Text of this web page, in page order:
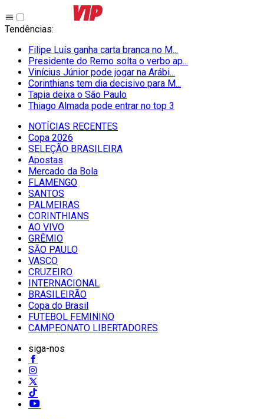
Tendências:
Filipe Luís ganha carta branca no M...
Presidente do Remo solta o verbo ap...
Vinícius Júnior pode jogar na Arábi...
Corinthians tem dia decisivo para M...
Tapia deixa o São Paulo
Thiago Almada pode entrar no top 3
NOTÍCIAS RECENTES
Copa 2026
SELEÇÃO BRASILEIRA
Apostas
Mercado da Bola
FLAMENGO
SANTOS
PALMEIRAS
CORINTHIANS
AO VIVO
GRÊMIO
SĀO PAULO
VASCO
CRUZEIRO
INTERNACIONAL
BRASILEIRÃO
Copa do Brasil
FUTEBOL FEMININO
CAMPEONATO LIBERTADORES
siga-nos